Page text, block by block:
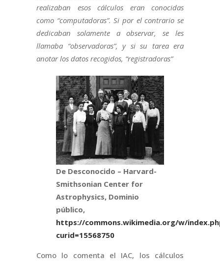
realizaban esos cálculos eran conocidas
como “computadoras”. Si por el contrario se
dedicaban solamente a observar, se les
llamaba “observadoras”, y si su tarea era
anotar los datos recogidos, “registradoras”
De Desconocido – Harvard-
Smithsonian Center for
Astrophysics, Dominio
público,
https://commons.wikimedia.org/w/
curid=15568750
Como lo comenta el IAC, los cálculos